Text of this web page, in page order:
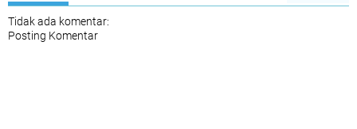
Tidak ada komentar:
Posting Komentar